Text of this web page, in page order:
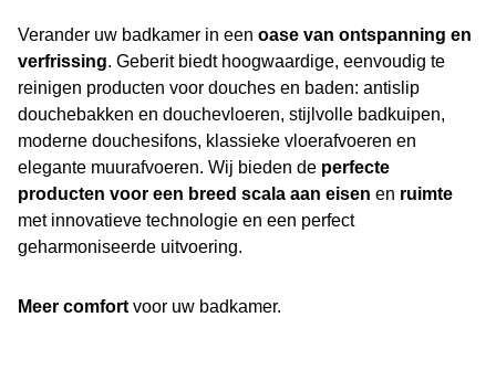
Verander uw badkamer in een oase van ontspanning en
verfrissing. Geberit biedt hoogwaardige, eenvoudig te
reinigen producten voor douches en baden: antislip
douchebakken en douchevloeren, stijlvolle badkuipen,
moderne douchesifons, klassieke vloerafvoeren en
elegante muurafvoeren. Wij bieden de perfecte
producten voor een breed scala aan eisen en ruimte
met innovatieve technologie en een perfect
geharmoniseerde uitvoering.
Meer comfort voor uw badkamer.